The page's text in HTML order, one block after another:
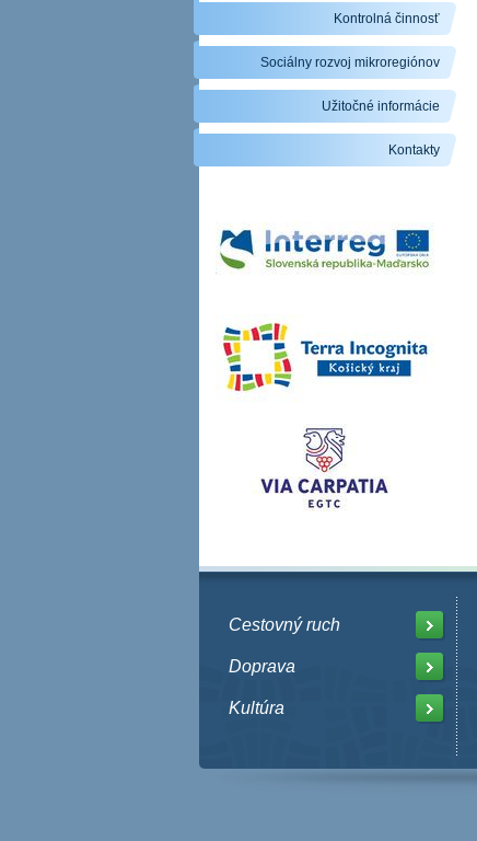
Kontrolná činnosť
Sociálny rozvoj mikroregiónov
Užitočné informácie
Kontakty
Cestovný ruch
Doprava
Kultúra